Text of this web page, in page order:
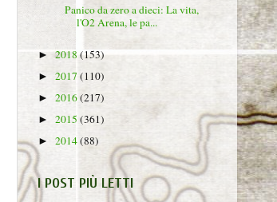
Panico da zero a dieci: La vita,
l'O2 Arena, le pa...
►2018(153)
► 2017 (110)
► 2016(217)
► 2015 (361)
► 2014(88)
I POST PIÙ LETTI